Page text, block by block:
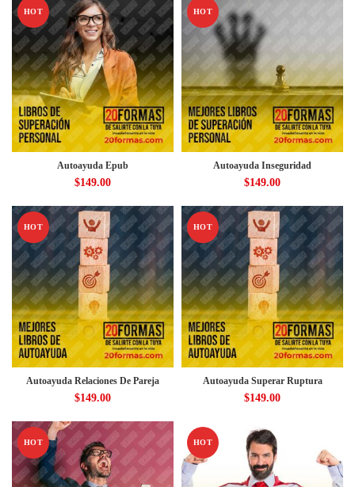
HOT
Autoayuda Epub
$149.00
HOT
Autoayuda Inseguridad
$149.00
HOT
Autoayuda Relaciones De Pareja
$149.00
HOT
Autoayuda Superar Ruptura
$149.00
HOT HOT